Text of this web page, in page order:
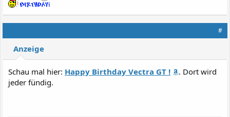
#
Anzeige
Schau mal hier: Happy Birthday Vectra GT !
. Dort wird
jeder fündig.